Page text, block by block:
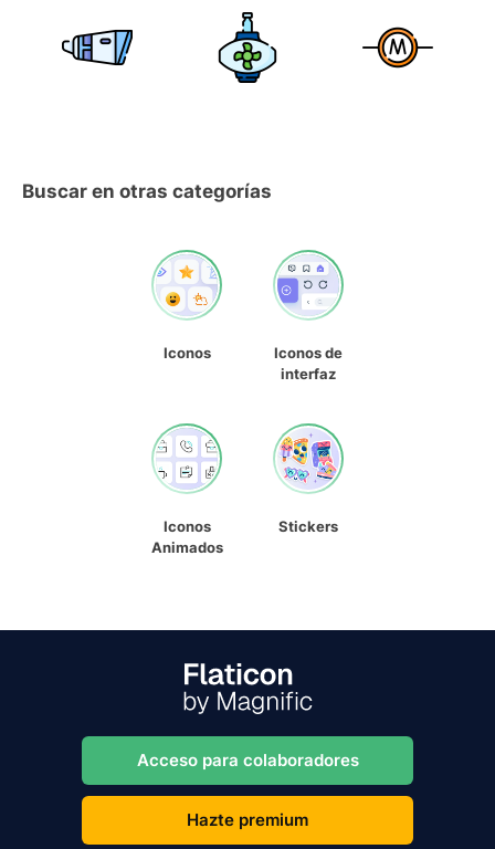
Buscar en otras categorías
Iconos
Iconos de
interfaz
Iconos
Animados
Stickers
Acceso para colaboradores
Hazte premium